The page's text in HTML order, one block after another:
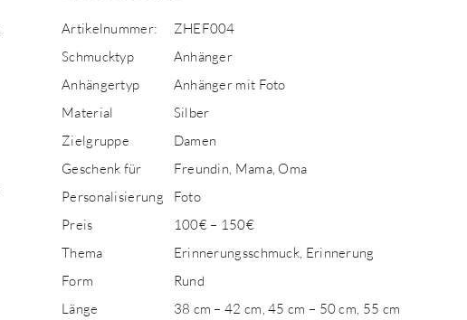
Artikelnummer:
ZHEF004
Schmucktyp
Anhänger
Anhängertyp
Anhänger mit Foto
Material
Silber
Zielgruppe
Damen
Geschenk für
Freundin, Mama, Oma
Personalisierung
Foto
Preis
100€ – 150€
Thema
Erinnerungsschmuck, Erinnerung
Form
Rund
Länge
38 cm – 42 cm, 45 cm – 50 cm, 55 cm